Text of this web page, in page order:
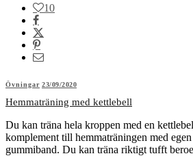
10
Övningar 23/09/2020
Hemmaträning med kettlebell
Du kan träna hela kroppen med en
komplement till hemmaträningen med
gummiband. Du kan träna riktigt tufft